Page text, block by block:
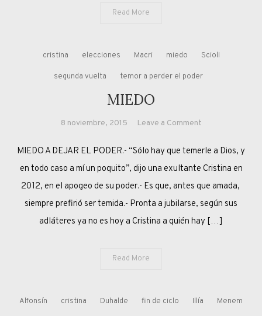
Read More
cristina elecciones Macri miedo Scioli
segunda vuelta temor a perder el poder
MIEDO
8 noviembre, 2015 Leave a Commenton
MIEDO A DEJAR EL PODER.- “Sólo hay que temerle a Dios, y
en todo caso a mí un poquito”, dijo una exultante Cristina en
2012, en el apogeo de su poder.- Es que, antes que amada,
siempre prefirió ser temida.- Pronta a jubilarse, según sus
adláteres ya no es hoy a Cristina a quién hay […]
Read More
Alfonsín cristina Duhalde fin de ciclo Illía Menem